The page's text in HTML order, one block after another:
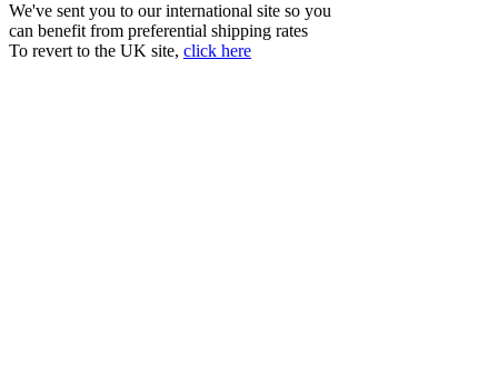
We've sent you to our international site so you
can benefit from preferential shipping rates
To revert to the UK site, click here